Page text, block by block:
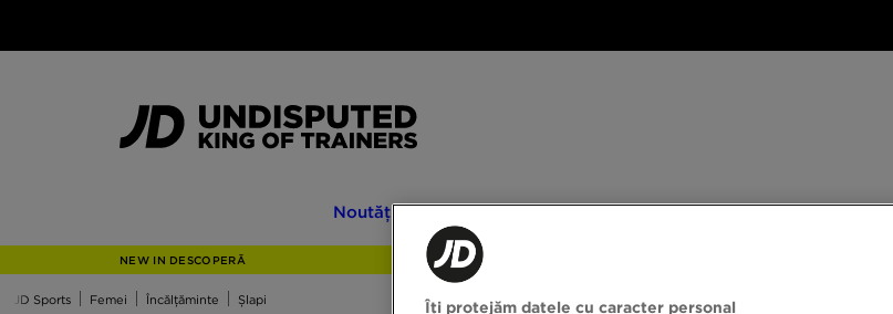
Noutăți
JD
Only at JD Bărbați Femei Copii Branduri
NEW IN DESCOPERĂ
JD Sports Femei Încălțăminte Șlapi Îți protejăm datele cu caracter personal